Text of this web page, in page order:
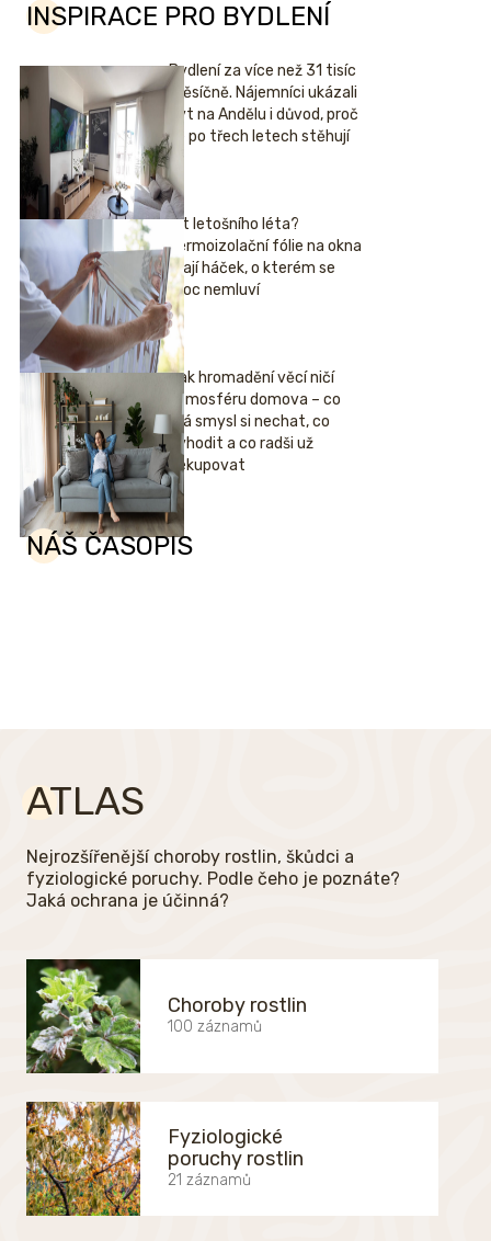
INSPIRACE PRO BYDLENÍ
Bydlení za více než 31 tisíc
měsíčně. Nájemníci ukázali
byt na Andělu i důvod, proč
se po třech letech stěhují
Hit letošního léta?
Termoizolační fólie na okna
mají háček, o kterém se
moc nemluví
Jak hromadění věcí ničí
atmosféru domova – co
má smysl si nechat, co
vyhodit a co radši už
nekupovat
NÁŠ ČASOPIS
ATLAS
Nejrozšířenější choroby rostlin, škůdci a
fyziologické poruchy. Podle čeho je poznáte?
Jaká ochrana je účinná?
Choroby rostlin
100 záznamů
Fyziologické
poruchy rostlin
21 záznamů